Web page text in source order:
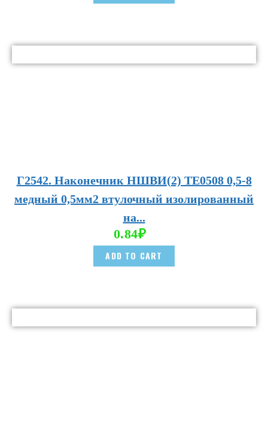
Г2542. Наконечник НШВИ(2) TE0508 0,5-8
медный 0,5мм2 втулочный изолированный
на...
0.84₽
ADD TO CART